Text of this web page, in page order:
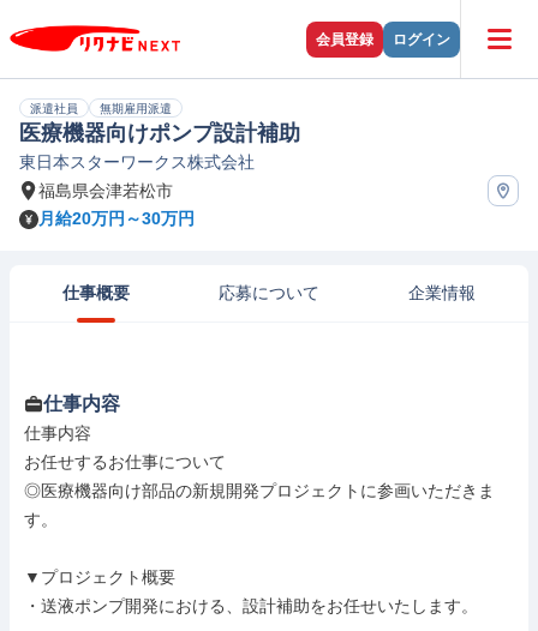
会員登録 ログイン
派遣社員 無期雇用派遣
医療機器向けポンプ設計補助
東日本スターワークス株式会社
福島県会津若松市
月給20万円～30万円
仕事概要 応募について 企業情報
仕事内容
仕事内容
お任せするお仕事について
◎医療機器向け部品の新規開発プロジェクトに参画いただきま
す。
▼プロジェクト概要
・送液ポンプ開発における、設計補助をお任せいたします。